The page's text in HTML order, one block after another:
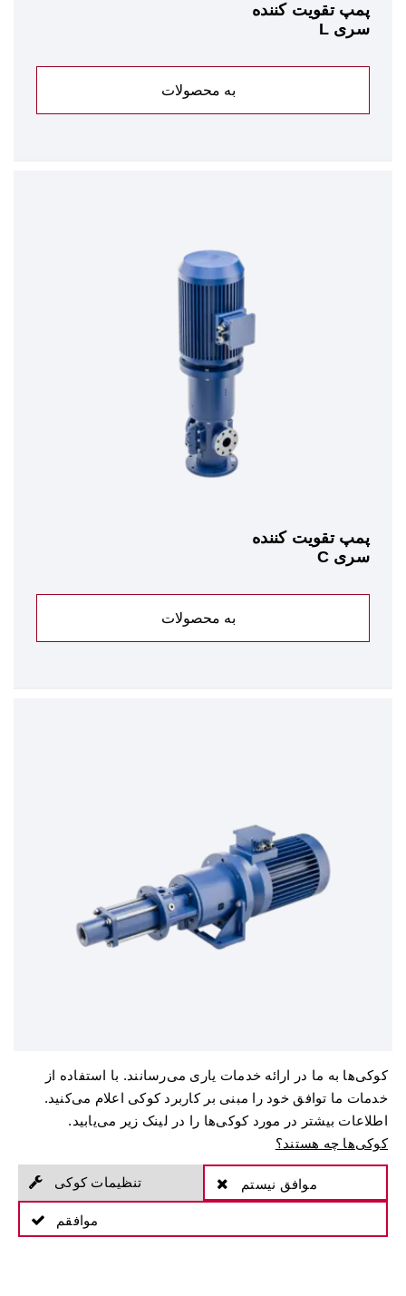
پمپ تقویت کننده
سری L
به محصولات
پمپ تقویت کننده
سری C
به محصولات
پمپ تقویت کننده
سری W
کوکی‌ها به ما در ارائه خدمات یاری می‌رسانند. با استفاده از
خدمات ما توافق خود را مبنی بر کاربرد کوکی اعلام می‌کنید.
اطلاعات بیشتر در مورد کوکی‌ها را در لینک زیر می‌یابید.
کوکی‌ها چه هستند؟
موافق نیستم تنظیمات کوکی
موافقم